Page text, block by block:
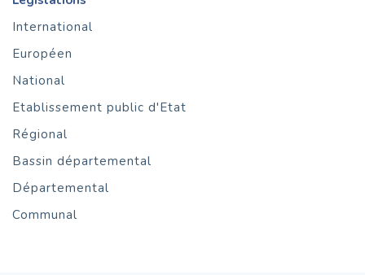
International
Européen
National
Etablissement public d'Etat
Régional
Bassin départemental
Départemental
Communal